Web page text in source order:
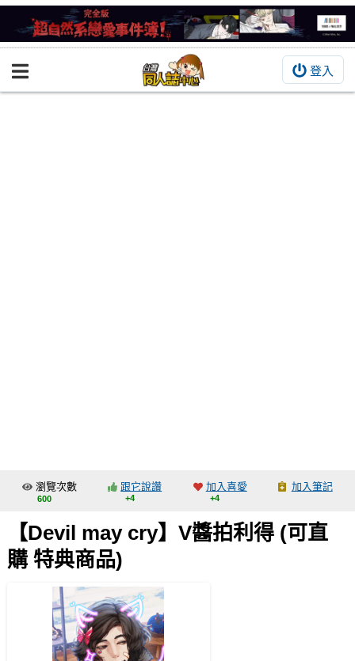
登入
BOOKY書集倉庫
交流中心
會員功能選單
註冊會員
登入
瀏覽次數
600
跟它說讚
+4
加入喜愛
+4
加入筆記
【Devil may cry】V醬拍利得 (可直
購 特典商品)